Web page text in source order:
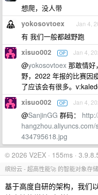
想爬，没人带
yokosovtoex Jan 4,
有 我们一般都越野跑
xisuo002 OP Jan 4,
@yokosovtoex 那敢情好
野，2022 年报的比赛因
了应该会有很多。
xisuo002 OP Jan 4,
@SanjinGG 群码：
434795618.jpg
© 2026 V2EX · 155ms ·
缤纷云 - 超高性能🚀 的智能对象存
基于高度自研的架构，我们